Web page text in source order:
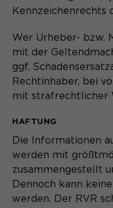
Kennzeichenrechts
Wer Urheber- bzw.
mit der
ggf.
Rechtinhaber, bei
mit strafrechtlicher
HAFTUNG
Die Informationen
werden mit
zusammengestellt
Dennoch kann
werden. Der RVR